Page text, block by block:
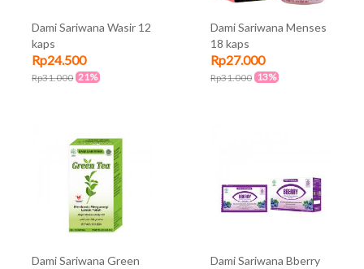
Dami Sariwana Wasir 12
kaps
Rp24.500
Rp31.000 21%
Dami Sariwana Menses
18 kaps
Rp27.000
Rp31.000 13%
Dami Sariwana Green
Dami Sariwana Bberry